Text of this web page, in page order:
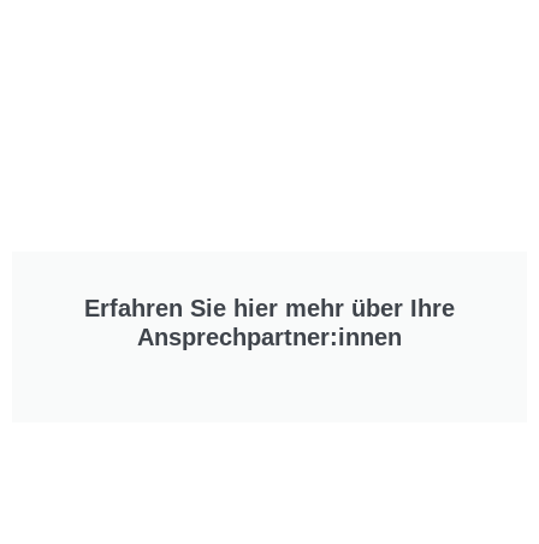
Erfahren Sie hier mehr über Ihre
Ansprechpartner:innen